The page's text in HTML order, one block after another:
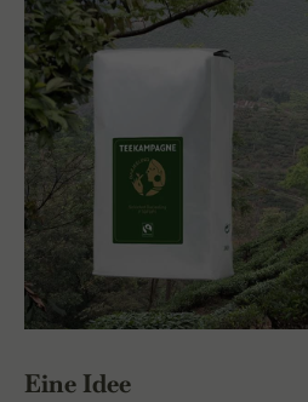
Eine Idee